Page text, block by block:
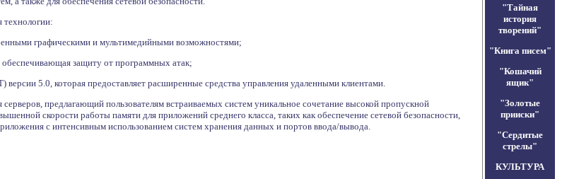
технологии:
графическими и мультимедийными возможностями;
защиту от программных атак;
5.0, которая предоставляет расширенные средства управления удаленными клиентами.
предлагающий пользователям встраиваемых систем уникальное сочетание высокой пропускной
скорости работы памяти для приложений среднего класса, таких как обеспечение сетевой безопасности,
с интенсивным использованием систем хранения данных и портов ввода/вывода.
"Тайная
история
творений"
"Книга писем"
"Кошачий
ящик"
"Золотые
прииски"
"Сердитые
стрелы"
КУЛЬТУРА